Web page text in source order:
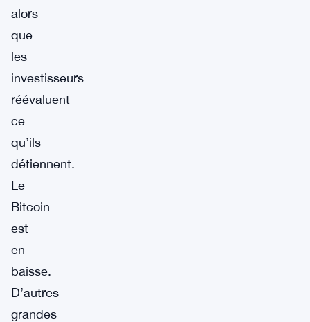
alors
que
les
investisseurs
réévaluent
ce
qu’ils
détiennent.
Le
Bitcoin
est
en
baisse.
D’autres
grandes